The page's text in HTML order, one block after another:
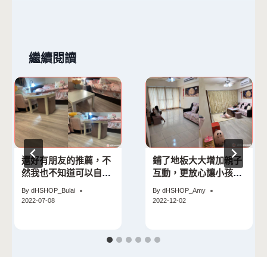
繼續閱讀
還好有朋友的推薦，不
然我也不知道可以自己
By dHSHOP_Bulai
2022-07-08
鋪了地板大大增加親子
互動，更放心讓小孩在
By dHSHOP_Amy
2022-12-02